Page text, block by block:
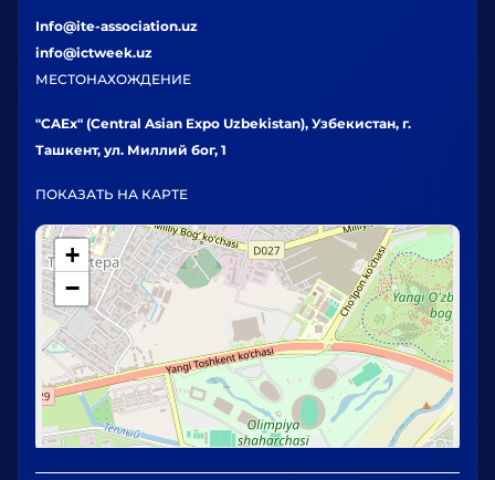
Info@ite-association.uz
info@ictweek.uz
МЕСТОНАХОЖДЕНИЕ
"CAEx" (Central Asian Expo Uzbekistan), Узбекистан, г.
Ташкент, ул. Миллий бог, 1
ПОКАЗАТЬ НА КАРТЕ
+
−